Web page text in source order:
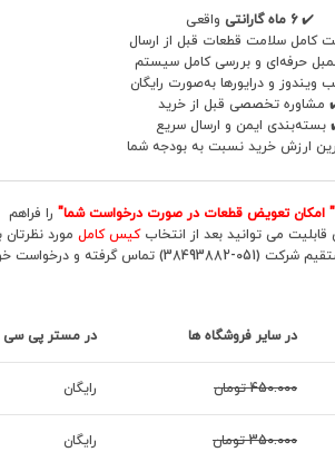
✔️6 ماه گارانتی
واقعی
کامل سلامت قطعات قبل از ارسال
حرفه‌ای و بررسی کامل سیستم
و درایورها به‌صورت رایگان
مشاوره تخصصی قبل از خرید
بسته‌بندی ایمن و ارسال سریع
ارزش خرید نسبت به بودجه شما
" امکان تعویض قطعات در صورت درخواست شما" را فراهم
قابلیت می توانید بعد از انتخابکیس کامل مورد نظرتان
پشتیبانی سایت و یا شماره مستقیم شرکت (051-38493882) تماس گرفته و
در سایر فروشگاه ها در مستر پی سی
450.000 تومان رایگان
350.000 تومان رایگان